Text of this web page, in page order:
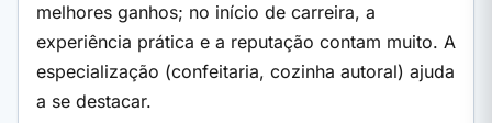
melhores ganhos; no início de carreira, a
experiência prática e a reputação contam muito. A
especialização (confeitaria, cozinha autoral) ajuda
a se destacar.